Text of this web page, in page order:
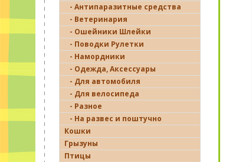
- Антипаразитные средства
- Ветеринария
- Ошейники Шлейки
- Поводки Рулетки
- Намордники
- Одежда, Аксессуары
- Для автомобиля
- Для велосипеда
- Разное
- На развес и поштучно
Кошки
Грызуны
Птицы